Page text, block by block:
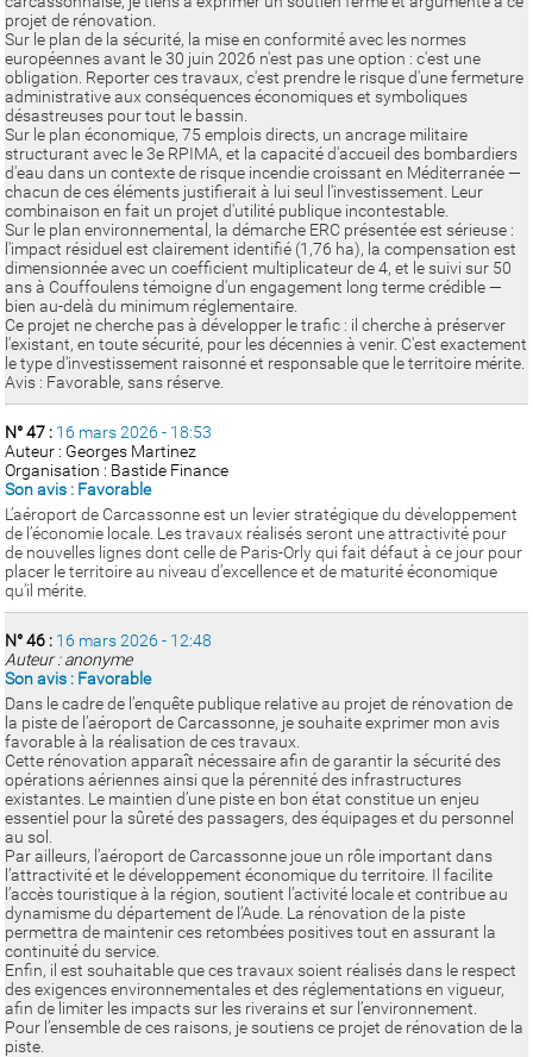
projet de rénovation.
Sur le plan de la sécurité, la mise en conformité avec les normes
européennes avant le 30 juin 2026 n'est pas une option : c'est une
obligation. Reporter ces travaux, c'est prendre le risque d'une fermeture
administrative aux conséquences économiques et symboliques
désastreuses pour tout le bassin.
Sur le plan économique, 75 emplois directs, un ancrage militaire
structurant avec le 3e RPIMA, et la capacité d'accueil des bombardiers
d'eau dans un contexte de risque incendie croissant en Méditerranée —
chacun de ces éléments justifierait à lui seul l'investissement. Leur
combinaison en fait un projet d'utilité publique incontestable.
Sur le plan environnemental, la démarche ERC présentée est sérieuse :
l'impact résiduel est clairement identifié (1,76 ha), la compensation est
dimensionnée avec un coefficient multiplicateur de 4, et le suivi sur 50
ans à Couffoulens témoigne d'un engagement long terme crédible —
bien au-delà du minimum réglementaire.
Ce projet ne cherche pas à développer le trafic : il cherche à préserver
l'existant, en toute sécurité, pour les décennies à venir. C'est exactement
le type d'investissement raisonné et responsable que le territoire mérite.
Avis : Favorable, sans réserve.
N° 47 : 16 mars 2026 - 18:53
Auteur : Georges Martinez
Organisation : Bastide Finance
Son avis : Favorable
L’aéroport de Carcassonne est un levier stratégique du développement
de l’économie locale. Les travaux réalisés seront une attractivité pour
de nouvelles lignes dont celle de Paris-Orly qui fait défaut à ce jour pour
placer le territoire au niveau d’excellence et de maturité économique
qu’il mérite.
N° 46 : 16 mars 2026 - 12:48
Auteur : anonyme
Son avis : Favorable
Dans le cadre de l’enquête publique relative au projet de rénovation de
la piste de l’aéroport de Carcassonne, je souhaite exprimer mon avis
favorable à la réalisation de ces travaux.
Cette rénovation apparaît nécessaire afin de garantir la sécurité des
opérations aériennes ainsi que la pérennité des infrastructures
existantes. Le maintien d’une piste en bon état constitue un enjeu
essentiel pour la sûreté des passagers, des équipages et du personnel
au sol.
Par ailleurs, l’aéroport de Carcassonne joue un rôle important dans
l’attractivité et le développement économique du territoire. Il facilite
l’accès touristique à la région, soutient l’activité locale et contribue au
dynamisme du département de l’Aude. La rénovation de la piste
permettra de maintenir ces retombées positives tout en assurant la
continuité du service.
Enfin, il est souhaitable que ces travaux soient réalisés dans le respect
des exigences environnementales et des réglementations en vigueur,
afin de limiter les impacts sur les riverains et sur l’environnement.
Pour l’ensemble de ces raisons, je soutiens ce projet de rénovation de la
piste.